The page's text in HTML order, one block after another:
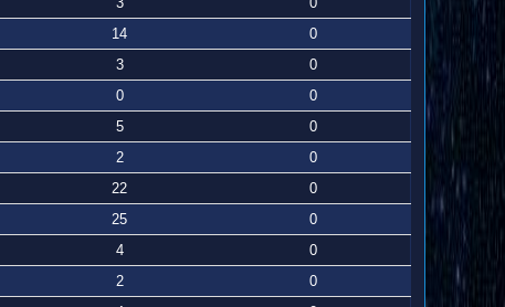
14
0
3
0
0
0
5
0
2
0
22
0
25
0
4
0
2
0